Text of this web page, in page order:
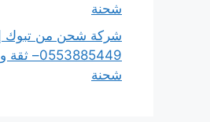
شحنة
شركة شحن من تبوك
شحنة